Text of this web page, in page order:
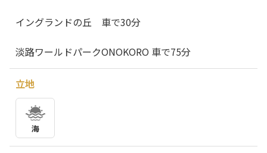
イングランドの丘 車で30分
淡路ワールドパークONOKORO 車で75分
立地
海